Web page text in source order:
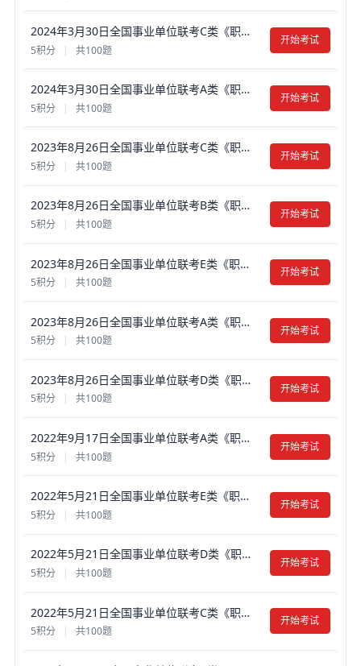
2024年3月30日全国事业单位联考C类《职业能力倾向测验》真题试卷及答案【含解析】（黑龙江/辽宁/云南/海南/贵州/广西/重庆/天津/江西/山西/湖北/吉林/青海/宁夏/新疆/四川/安徽/湖南 ）
5积分 | 共100题
开始考试
2024年3月30日全国事业单位联考A类《职业能力倾向测验》真题试卷及答案【含解析】（黑龙江/上海/辽宁/云南/海南/贵州/广西/重庆/天津/江西/山西/湖北/吉林/青海/宁夏/新疆/陕西/四川/安徽/湖南）
5积分 | 共100题
开始考试
2023年8月26日全国事业单位联考C类《职业能力倾向测验》真题试卷及答案【含解析】（黑龙江/湖南/甘肃/吉林/四川/重庆/山西/安徽/新疆/内蒙古/湖北/辽宁/广西）
5积分 | 共100题
开始考试
2023年8月26日全国事业单位联考B类《职业能力倾向测验》真题试卷及答案【含解析】（黑龙江/湖南/甘肃/吉林/四川/重庆/山西/安徽/新疆/内蒙古/湖北/辽宁/广西）
5积分 | 共100题
开始考试
2023年8月26日全国事业单位联考E类《职业能力倾向测验》真题试卷及答案【含解析】（黑龙江/湖南/甘肃/吉林/四川/重庆/山西/安徽/新疆/内蒙古/湖北/辽宁/广西）
5积分 | 共100题
开始考试
2023年8月26日全国事业单位联考A类《职业能力倾向测验》真题试卷及答案【含解析】（黑龙江/湖南/甘肃/吉林/四川/重庆/山西/安徽/新疆/内蒙古/湖北/辽宁/广西）
5积分 | 共100题
开始考试
2023年8月26日全国事业单位联考D类《职业能力倾向测验》真题试卷及答案【含解析】（黑龙江/湖南/甘肃/吉林/四川/重庆/山西/安徽/新疆/内蒙古/湖北/辽宁/广西）
5积分 共100题
开始考试
2022年9月17日全国事业单位联考A类《职业能力倾向测验》真题试卷及答案【含解析】（安徽/甘肃/海南/湖北/湖南/辽宁大连/陕西/四川绵阳/云南/吉林长春/重庆市属）
5积分 | 共100题
开始考试
2022年5月21日全国事业单位联考E类《职业能力倾向测验》真题试卷及答案【含解析】（内蒙古/宁夏/新疆/湖北/湖南/云南/贵州/广西/四川/海南）
5积分 | 共100题
开始考试
2022年5月21日全国事业单位联考D类《职业能力倾向测验》真题试卷及答案【含解析】（内蒙古/宁夏/新疆/湖北/湖南/云南/贵州/广西/四川/海南）
5积分 | 共100题
开始考试
2022年5月21日全国事业单位联考C类《职业能力倾向测验》真题试卷及答案【含解析】（内蒙古/宁夏/新疆/湖北/湖南/云南/贵州/广西/四川/海南）
5积分 | 共100题
开始考试